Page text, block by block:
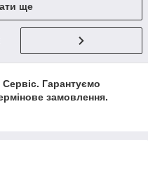
ще
Гарантуємо
замовлення.